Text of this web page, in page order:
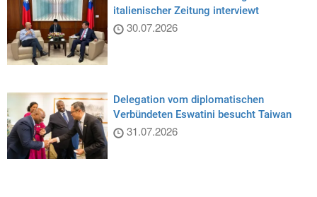
italienischer Zeitung interviewt
30.07.2026
Delegation vom diplomatischen
Verbündeten Eswatini besucht Taiwan
31.07.2026